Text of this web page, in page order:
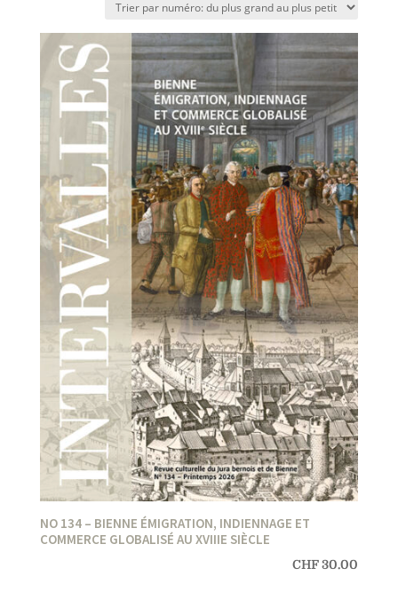
NO 134 – BIENNE ÉMIGRATION, INDIENNAGE ET
COMMERCE GLOBALISÉ AU XVIIIE SIÈCLE
CHF30.00